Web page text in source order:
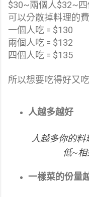
$30~兩個人$32~
可以分散掉料理的
一個人吃 = $130
兩個人吃 = $132
四個人吃 = $135
所以想要吃得好又
人越多越好
人越多你的
低~
一樣菜的份量